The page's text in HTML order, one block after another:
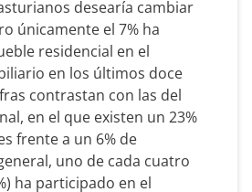
desearía cambiar
únicamente el 7% ha
residencial en el
en los últimos doce
contrastan con las del
en el que existen un 23%
frente a un 6% de
uno de cada cuatro
ha participado en el